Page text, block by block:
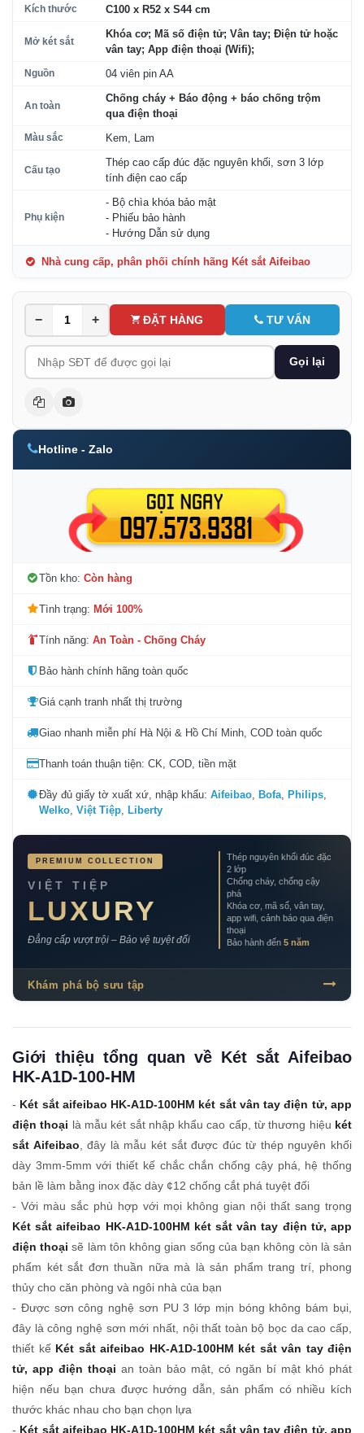
Kích thước C100 x R52 x S44 cm
Mở két sắt
Khóa cơ; Mã số điện tử; Vân tay; Điện tử hoặc
vân tay; App điện thoại (Wifi);
Nguồn 04 viên pin AA
An toàn
Chống cháy + Báo động + báo chống trộm
qua điện thoại
Màu sắc Kem, Lam
Cấu tạo
Thép cao cấp đúc đặc nguyên khối, sơn 3 lớp
tính điện cao cấp
Phụ kiện
- Bộ chìa khóa bảo mật
- Phiếu bảo hành
- Hướng Dẫn sử dụng
Nhà cung cấp, phân phối chính hãng Két sắt Aifeibao
− + ĐẶT HÀNG TƯ VẤN
Gọi lại
Hotline - Zalo
Tồn kho: Còn hàng
Tình trạng: Mới 100%
Tính năng: An Toàn - Chống Cháy
Bảo hành chính hãng toàn quốc
Giá cạnh tranh nhất thị trường
Giao nhanh miễn phí Hà Nội & Hồ Chí Minh, COD toàn quốc
Thanh toán thuận tiện: CK, COD, tiền mặt
Đầy đủ giấy tờ xuất xứ, nhập khẩu: Aifeibao Bofa Philips
Welko Việt Tiệp Liberty
PREMIUM COLLECTION
VIỆT TIỆP
LUXURY
Đẳng cấp vượt trội – Bảo vệ tuyệt đối
Thép nguyên khối đúc đặc
2 lớp
Chống cháy, chống cậy
phá
Khóa cơ, mã số, vân tay,
app wifi, cảnh báo qua điện
thoại
Bảo hành đến 5 năm
Khám phá bộ sưu tập
Giới thiệu tổng quan về Két sắt Aifeibao
HK-A1D-100-HM
- Két sắt aifeibao HK-A1D-100HM két sắt vân tay điện tử, app
điện thoại là mẫu két sắt nhập khẩu cao cấp, từ thương hiệu két
sắt Aifeibao , đây là mẫu két sắt được đúc từ thép nguyên khối
dày 3mm-5mm với thiết kế chắc chắn chống cậy phá, hệ thống
bản lề làm bằng inox đặc dày ¢12 chống cắt phá tuyệt đối
- Với màu sắc phù hợp với mọi không gian nội thất sang trọng
Két sắt aifeibao HK-A1D-100HM két sắt vân tay điện tử, app
điện thoại sẽ làm tôn không gian sống của bạn không còn là sản
phẩm két sắt đơn thuần nữa mà là sản phẩm trang trí, phong
thủy cho căn phòng và ngôi nhà của bạn
- Được sơn công nghệ sơn PU 3 lớp mịn bóng không bám bụi,
đây là công nghệ sơn mới nhất, nội thất toàn bộ bọc da cao cấp,
thiết kế Két sắt aifeibao HK-A1D-100HM két sắt vân tay điện
tử, app điện thoại an toàn bảo mật, có ngăn bí mật khó phát
hiện nếu bạn chưa được hướng dẫn, sản phẩm có nhiều kích
thước khác nhau cho bạn chọn lựa
- Két sắt aifeibao HK-A1D-100HM két sắt vân tay điện tử, app